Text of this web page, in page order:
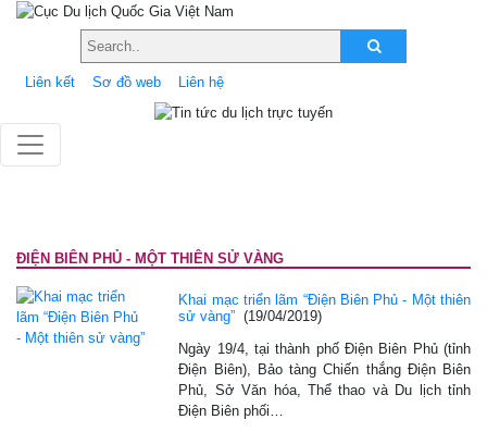
Liên kết Sơ đồ web Liên hệ
ĐIỆN BIÊN PHỦ - MỘT THIÊN SỬ VÀNG
Khai mạc triển lãm “Điện Biên Phủ - Một thiên
sử vàng” (19/04/2019)
Ngày 19/4, tại thành phố Điện Biên Phủ (tỉnh
Điện Biên), Bảo tàng Chiến thắng Điện Biên
Phủ, Sở Văn hóa, Thể thao và Du lịch tỉnh
Điện Biên phối…